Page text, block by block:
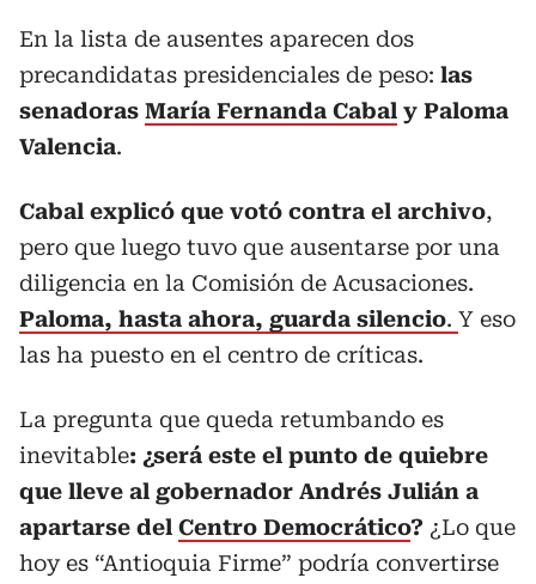
En la lista de ausentes aparecen dos
precandidatas presidenciales de peso: las
senadoras María Fernanda Cabal y Paloma
Valencia.
Cabal explicó que votó contra el archivo,
pero que luego tuvo que ausentarse por una
diligencia en la Comisión de Acusaciones.
Paloma, hasta ahora, guarda silencio. Y eso
las ha puesto en el centro de críticas.
La pregunta que queda retumbando es
inevitable: ¿será este el punto de quiebre
que lleve al gobernador Andrés Julián a
apartarse del Centro Democrático? ¿Lo que
hoy es “Antioquia Firme” podría convertirse